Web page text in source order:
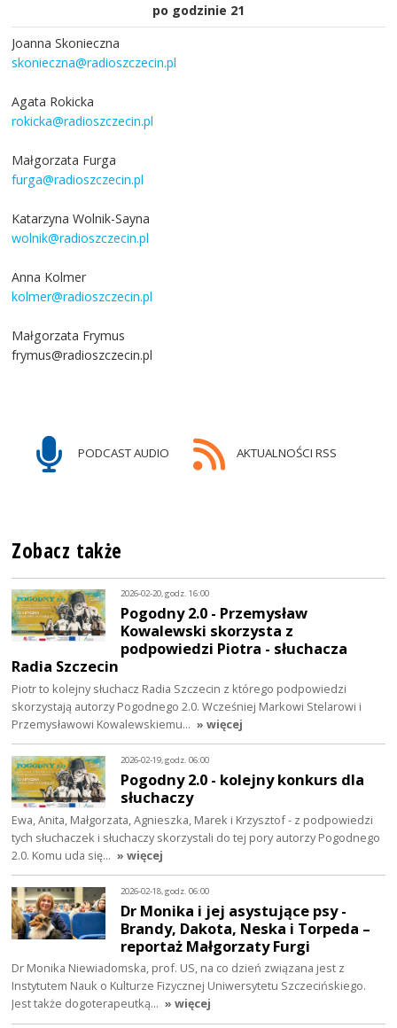
po godzinie 21
Joanna Skonieczna
skonieczna@radioszczecin.pl
Agata Rokicka
rokicka@radioszczecin.pl
Małgorzata Furga
furga@radioszczecin.pl
Katarzyna Wolnik-Sayna
wolnik@radioszczecin.pl
Anna Kolmer
kolmer@radioszczecin.pl
Małgorzata Frymus
frymus@radioszczecin.pl
PODCAST AUDIO AKTUALNOŚCI RSS
Zobacz także
2026-02-20, godz. 16:00
Pogodny 2.0 - Przemysław
Kowalewski skorzysta z
podpowiedzi Piotra - słuchacza
Radia Szczecin
Piotr to kolejny słuchacz Radia Szczecin z którego podpowiedzi
skorzystają autorzy Pogodnego 2.0. Wcześniej Markowi Stelarowi i
Przemysławowi Kowalewskiemu… » więcej
2026-02-19, godz. 06:00
Pogodny 2.0 - kolejny konkurs dla
słuchaczy
Ewa, Anita, Małgorzata, Agnieszka, Marek i Krzysztof - z podpowiedzi
tych słuchaczek i słuchaczy skorzystali do tej pory autorzy Pogodnego
2.0. Komu uda się… » więcej
2026-02-18, godz. 06:00
Dr Monika i jej asystujące psy -
Brandy, Dakota, Neska i Torpeda –
reportaż Małgorzaty Furgi
Dr Monika Niewiadomska, prof. US, na co dzień związana jest z
Instytutem Nauk o Kulturze Fizycznej Uniwersytetu Szczecińskiego.
Jest także dogoterapeutką… » więcej